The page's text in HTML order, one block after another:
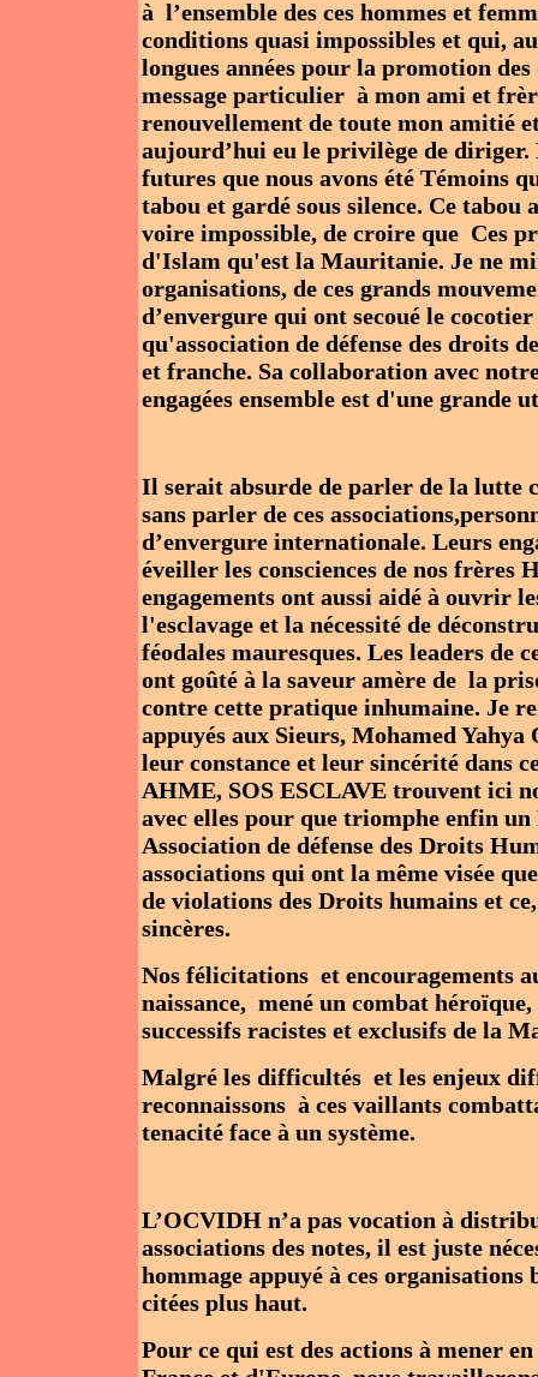
à l’ensemble des ces hommes et
conditions quasi impossibles et qui,
longues années pour la promotion
message particulier à mon ami et
renouvellement de toute mon amitié
aujourd’hui eu le privilège de
futures que nous avons été Témoins
tabou et gardé sous silence. Ce
voire impossible, de croire que Ces
d'Islam qu'est la Mauritanie. Je ne
organisations, de ces grands
d’envergure qui ont secoué le
qu'association de défense des droits
et franche. Sa collaboration avec
engagées ensemble est d'une grande
Il serait absurde de parler de la lutte
sans parler de ces
d’envergure internationale. Leurs
éveiller les consciences de nos
engagements ont aussi aidé à ouvrir
l'esclavage et la nécessité de
féodales mauresques. Les leaders de
ont goûté à la saveur amère de la
contre cette pratique inhumaine. Je
appuyés aux Sieurs, Mohamed
leur constance et leur sincérité dans
AHME, SOS ESCLAVE trouvent ici
avec elles pour que triomphe enfin
Association de défense des Droits
associations qui ont la même visée
de violations des Droits humains et
sincères.
Nos félicitations et encouragements
naissance, mené un combat
successifs racistes et exclusifs de la
Malgré les difficultés et les enjeux
reconnaissons à ces vaillants
tenacité face à un système.
L’OCVIDH n’a pas vocation à
associations des notes, il est juste
hommage appuyé à ces organisations
citées plus haut.
Pour ce qui est des actions à mener